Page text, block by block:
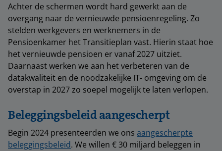
Achter de schermen wordt hard gewerkt aan de
overgang naar de vernieuwde pensioenregeling. Zo
stelden werkgevers en werknemers in de
Pensioenkamer het Transitieplan vast. Hierin staat hoe
het vernieuwde pensioen er vanaf 2027 uitziet.
Daarnaast werken we aan het verbeteren van de
datakwaliteit en de noodzakelijke IT- omgeving om de
overstap in 2027 zo soepel mogelijk te laten verlopen.
Beleggingsbeleid aangescherpt
Begin 2024 presenteerden we ons aangescherpte
beleggingsbeleid. We willen € 30 miljard beleggen in